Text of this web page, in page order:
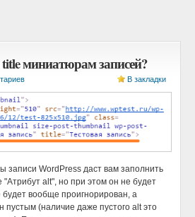
миниатюрам записей?
В закладки
записи WordPress даст вам заполнить
"Атрибут alt", но при этом он не будет
будет вообще проигнорирован, а
пустым (наличие даже пустого alt это